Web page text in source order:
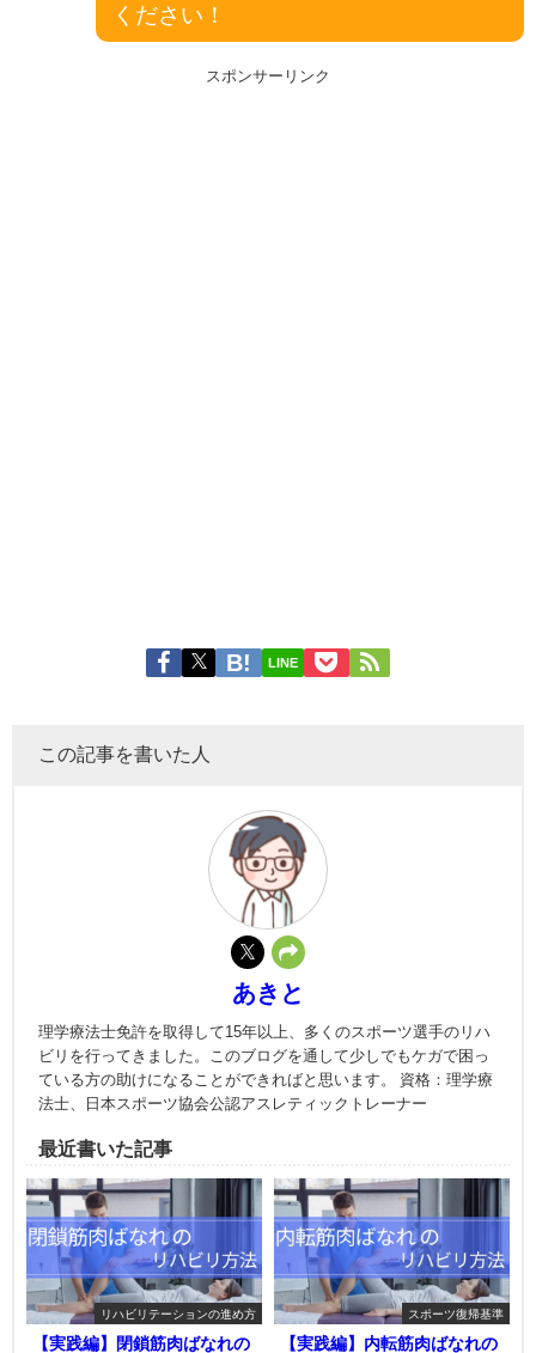
ください！
スポンサーリンク
LINE
この記事を書いた人
あきと
理学療法士免許を取得して15年以上、多くのスポーツ選手のリハ
ビリを行ってきました。このブログを通して少しでもケガで困っ
ている方の助けになることができればと思います。 資格：理学療
法士、日本スポーツ協会公認アスレティックトレーナー
最近書いた記事
リハビリテーションの進め方
【実践編】閉鎖筋肉ばなれの
スポーツ復帰基準
【実践編】内転筋肉ばなれの